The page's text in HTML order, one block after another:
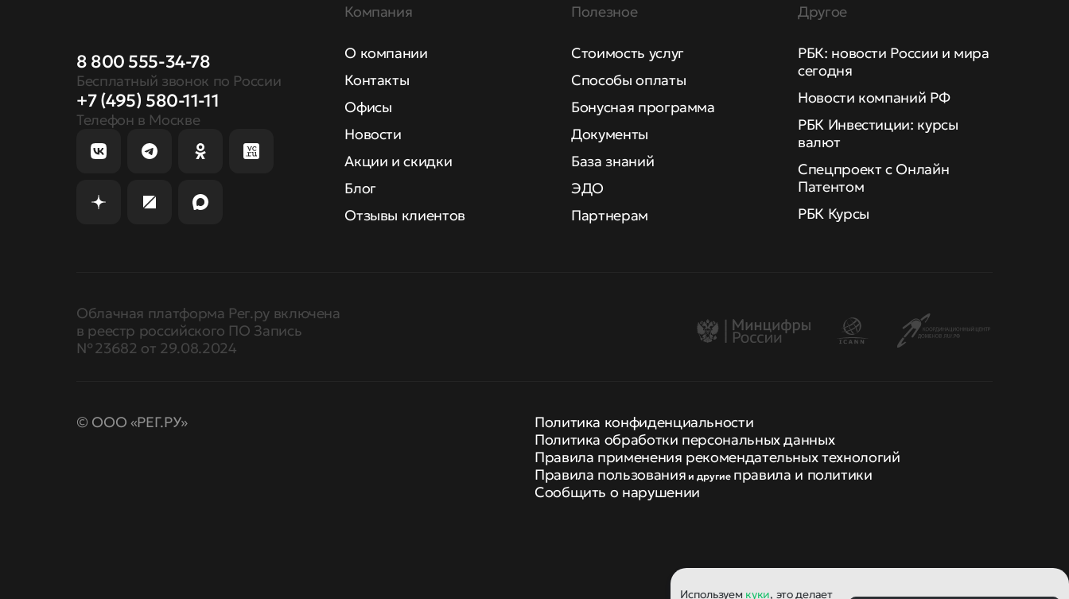
8 800 555-34-78
Бесплатный звонок по России
+7 (495) 580-11-11
Телефон в Москве
Компания
О компании
Контакты
Офисы
Новости
Акции и скидки
Блог
Отзывы клиентов
Полезное
Стоимость услуг
Способы оплаты
Бонусная программа
Документы
База знаний
ЭДО
Партнерам
Другое
РБК: новости России и мира
сегодня
Новости компаний РФ
РБК Инвестиции: курсы
валют
Спецпроект с Онлайн
Патентом
РБК Курсы
Облачная платформа Рег.ру включена
в реестр российского ПО Запись
№ 23682 от 29.08.2024
© ООО «РЕГ.РУ»
Политика конфиденциальности
Политика обработки персональных данных
Правила применения рекомендательных технологий
Правила пользования и другие правила и политики
Сообщить о нарушении
Используем куки, это делает